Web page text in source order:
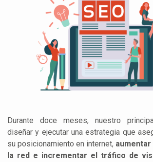
Durante doce meses, nuestro
diseñar y ejecutar una estrategia que
su posicionamiento en internet, aumentar
la red e incrementar el tráfico de